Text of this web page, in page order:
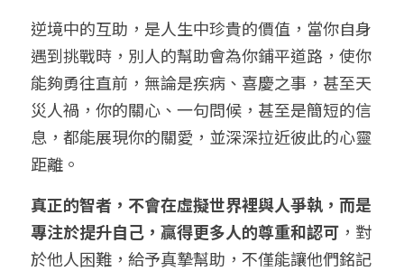
五行計算高階班
團隊訓練營
輕鬆學會科學八字推理
FB粉絲頁
繁體中文
0938617837
support@p8zicourse.com
逆境中的互助，是人生中珍貴的價值，當你自身
遇到挑戰時，別人的幫助會為你鋪平道路，使你
能夠勇往直前，無論是疾病、喜慶之事，甚至天
災人禍，你的關心、一句問候，甚至是簡短的信
息，都能展現你的關愛，並深深拉近彼此的心靈
距離。
真正的智者，不會在虛擬世界裡與人爭執，而是
專注於提升自己，贏得更多人的尊重和認可 ，對
於他人困難，給予真摯幫助，不僅能讓他們銘記